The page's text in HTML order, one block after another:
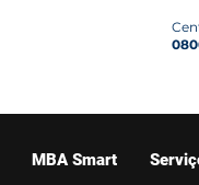
MBA Smart